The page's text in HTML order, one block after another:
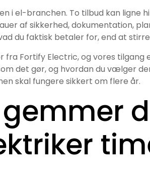
i el-branchen. To tilbud kan
af sikkerhed, dokumentation,
du faktisk betaler for, end at
fra Fortify Electric, og vores tilgang
det gør, og hvordan du vælger
skal fungere sikkert om flere år.